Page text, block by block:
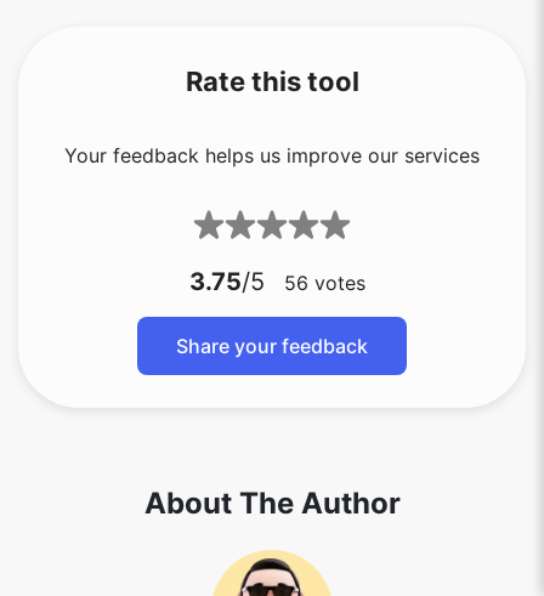
Rate this tool
Your feedback helps us improve our services
3.75/5 56 votes
Share your feedback
About The Author